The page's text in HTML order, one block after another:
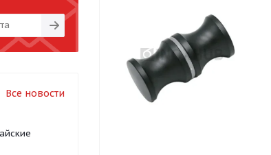
Все новости